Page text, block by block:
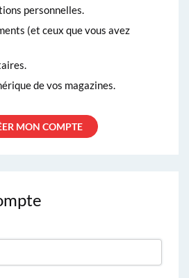
personnelles.
(et ceux que vous avez
de vos magazines.
MON COMPTE